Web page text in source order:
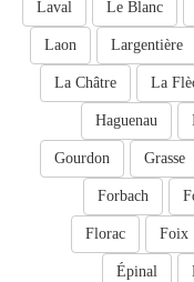
Le Blanc
Laval
Largentière
Laon
La
La Châtre
Haguenau
Grasse
Gourdon
Forbach
Foix
Florac
Épinal